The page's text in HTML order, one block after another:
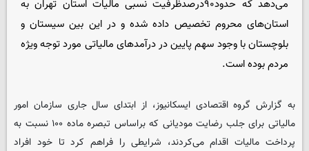
می‌دهد که حدود۹۰درصدظرفیت نسبی مالیات استان تهران به
استان‌های محروم تخصیص داده شده و در این بین سیستان و
بلوچستان با وجود سهم پایین در درآمدهای مالیاتی مورد توجه ویژه
مردم بوده است.
به گزارش گروه اقتصادیایسکانیوز، از ابتدای سال جاری سازمان امور
مالیاتی برای جلب رضایت مودیانی که براساس تبصره ماده ۱۰۰ نسبت به
پرداخت مالیات اقدام می‌کردند، شرایطی را فراهم کرد تا خود افراد